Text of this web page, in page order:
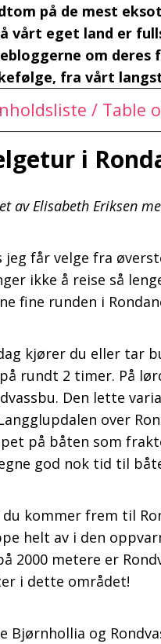
på de mest
vårt eget land er
om
fra vårt
/ Table
i
av Elisabeth Eriksen
jeg får velge fra
ikke å reise så
fine runden i
kjører du eller tar
rundt 2 timer. På
Den lette
over
på båten som
god nok tid til
du kommer frem til
helt av i den
2000 metere er
i dette området!
Bjørnhollia og